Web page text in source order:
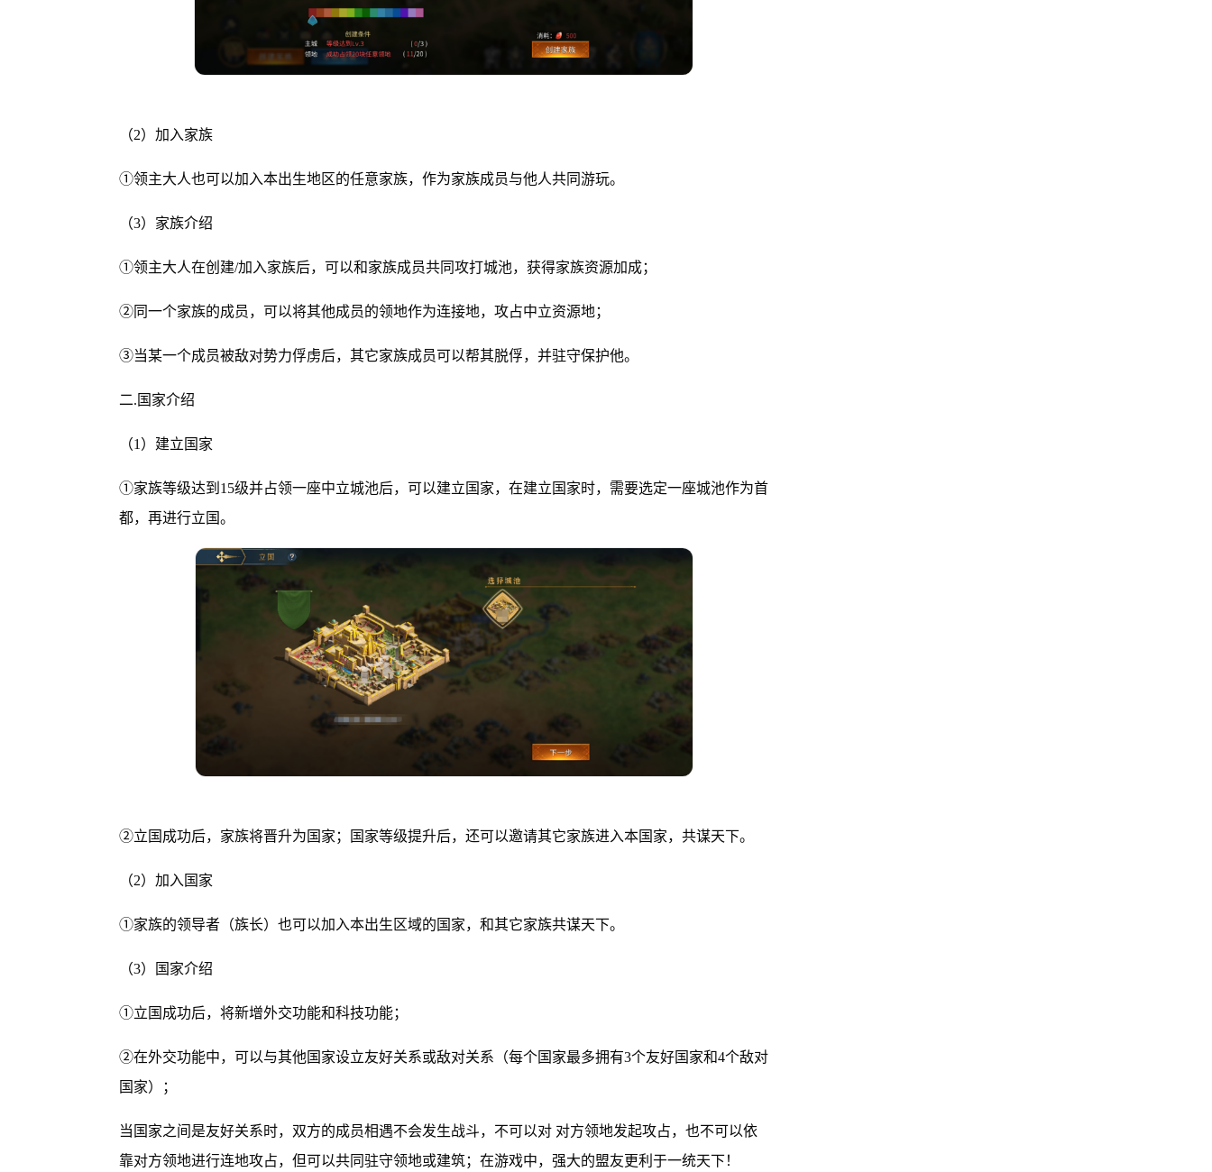
（2）加入家族
①领主大人也可以加入本出生地区的任意家族，作为家族成员与他人共同游玩。
（3）家族介绍
①领主大人在创建/加入家族后，可以和家族成员共同攻打城池，获得家族资源加成；
②同一个家族的成员，可以将其他成员的领地作为连接地，攻占中立资源地；
③当某一个成员被敌对势力俘虏后，其它家族成员可以帮其脱俘，并驻守保护他。
二.国家介绍
（1）建立国家
①家族等级达到15级并占领一座中立城池后，可以建立国家，在建立国家时，需要选定一座城池作为首
都，再进行立国。
②立国成功后，家族将晋升为国家；国家等级提升后，还可以邀请其它家族进入本国家，共谋天下。
（2）加入国家
①家族的领导者（族长）也可以加入本出生区域的国家，和其它家族共谋天下。
（3）国家介绍
①立国成功后，将新增外交功能和科技功能；
②在外交功能中，可以与其他国家设立友好关系或敌对关系（每个国家最多拥有3个友好国家和4个敌对
国家）；
当国家之间是友好关系时，双方的成员相遇不会发生战斗，不可以对 对方领地发起攻占，也不可以依
靠对方领地进行连地攻占，但可以共同驻守领地或建筑；在游戏中，强大的盟友更利于一统天下！